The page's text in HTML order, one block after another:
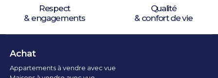
Respect
& engagements
Qualité
& confort de vie
Achat
Appartements à vendre avec vue